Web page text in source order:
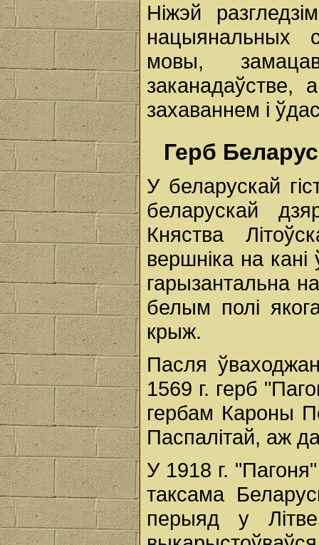
Ніжэй
нацыянальных
мовы,
заканадаўстве,
захаваннем і
Герб
У беларускай
беларускай
Княства
вершніка на
гарызантальна
белым полі
крыж.
Пасля
1569 г. герб
гербам Кароны
Паспалітай, аж
У 1918 г.
таксама
перыяд у